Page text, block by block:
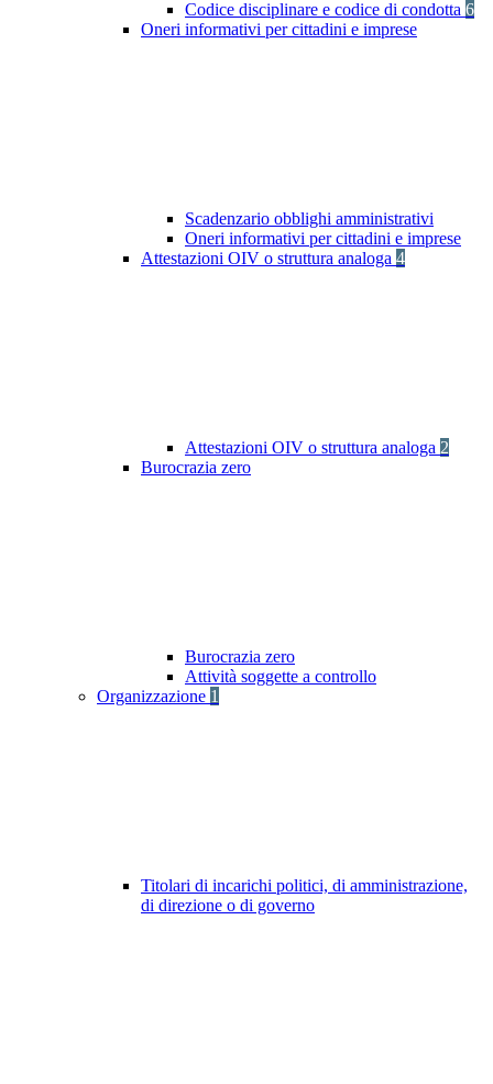
Codice disciplinare e codice di condotta 6
Oneri informativi per cittadini e imprese
Scadenzario obblighi amministrativi
Oneri informativi per cittadini e imprese
Attestazioni OIV o struttura analoga 4
Attestazioni OIV o struttura analoga 2
Burocrazia zero
Burocrazia zero
Attività soggette a controllo
Organizzazione 1
Titolari di incarichi politici, di amministrazione,
di direzione o di governo